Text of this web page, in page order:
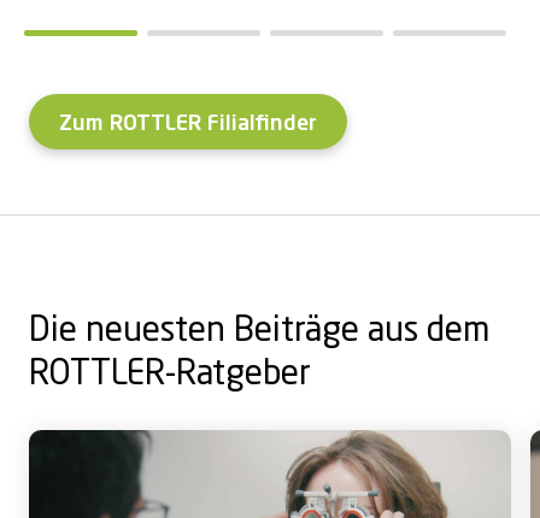
Zum ROTTLER Filialfinder
Die neuesten Beiträge aus dem
ROTTLER-Ratgeber